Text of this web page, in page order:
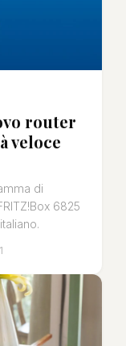
router
veloce
di
6825